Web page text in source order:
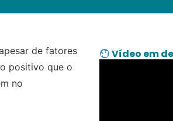
de fatores
positivo que o
no
Vídeo em